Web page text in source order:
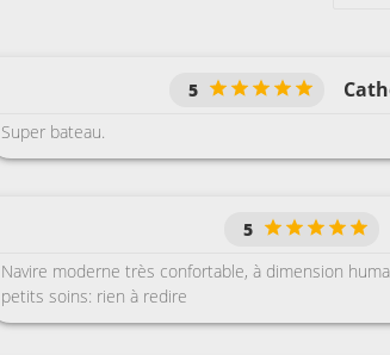
5
Super bateau.
5
Navire moderne très confortable, à dimension
petits soins: rien à redire